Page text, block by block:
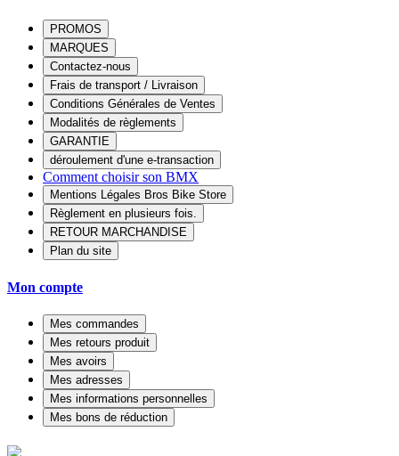
PROMOS
MARQUES
Contactez-nous
Frais de transport / Livraison
Conditions Générales de Ventes
Modalités de règlements
GARANTIE
déroulement d'une e-transaction
Comment choisir son BMX
Mentions Légales Bros Bike Store
Règlement en plusieurs fois.
RETOUR MARCHANDISE
Plan du site
Mon compte
Mes commandes
Mes retours produit
Mes avoirs
Mes adresses
Mes informations personnelles
Mes bons de réduction